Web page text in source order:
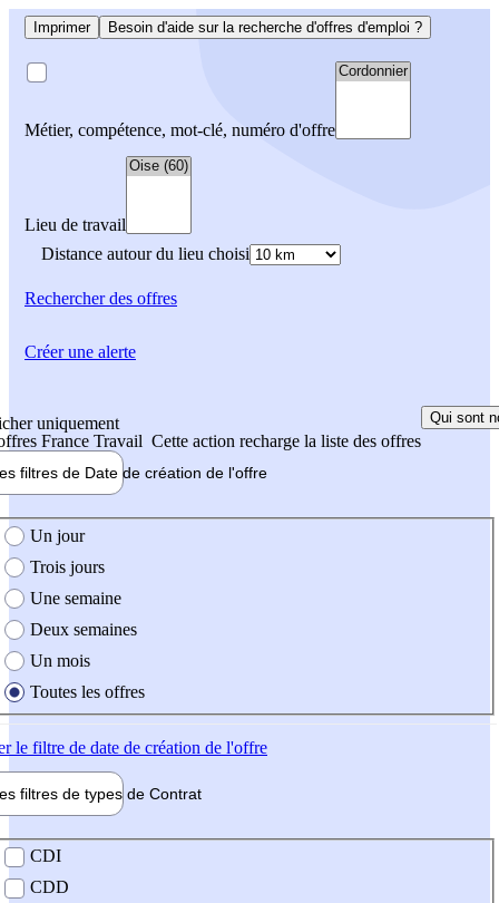
Imprimer Besoin d'aide sur la recherche d'offres d'emploi ?
Métier, compétence, mot-clé, numéro d'offre
Lieu de travail
Distance autour du lieu choisi
Rechercherdes offres
uniquement
France Travail Cette action recharge la liste des offres
Qui sont
filtres de Date de création de l'offre
création de l'offre
Un jour
Trois jours
Une semaine
Deux semaines
Un mois
Toutes les offres
le filtre de date de création de l'offre
filtres de types de Contrat
contrat
CDI
CDD
Créer une alerte